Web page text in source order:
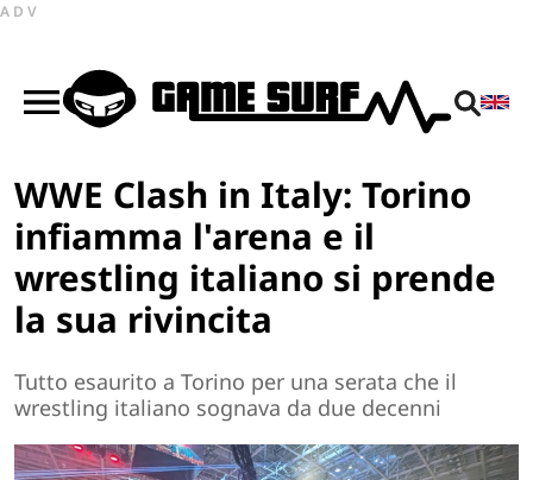
ADV
WWE Clash in Italy: Torino
infiamma l'arena e il
wrestling italiano si prende
la sua rivincita
Tutto esaurito a Torino per una serata che il
wrestling italiano sognava da due decenni